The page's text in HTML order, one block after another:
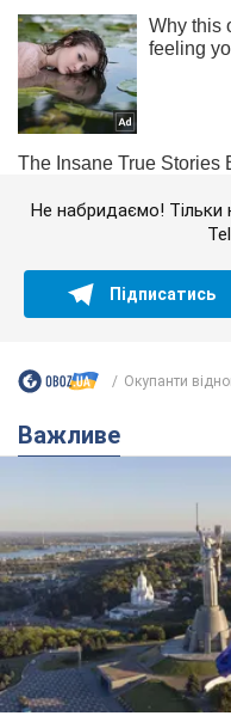
Не набридаємо! Тільки
Підписатись
Окупанти
Важливе